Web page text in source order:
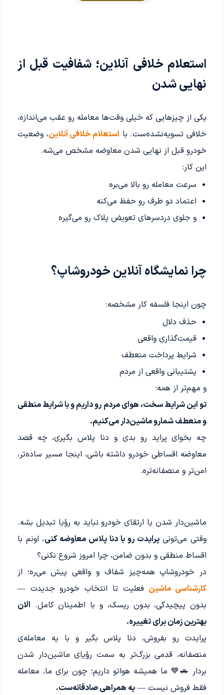
استعلام خلافی آنلاین؛ شفافیت قبل از
نهایی شدن
یکی از چیزهایی که خیلی وقت‌ها معامله رو عقب می‌اندازه،
خلافی تسویه‌نشده‌ست. با استعلام خلافی آنلاین، وضعیت
خودرو قبل از نهایی شدن معاوضه مشخص می‌شه.
این کار:
سرعت معامله رو بالا می‌بره
اعتماد دو طرف رو حفظ می‌کنه
و جلوی دردسرهای تعویض پلاک رو می‌گیره
چرا نمایشگاه آنلاین خودروشاپ؟
چون اینجا فلسفه کار مشخصه:
حذف دلال
قیمت‌گذاری واقعی
شرایط پرداخت منعطف
پشتیبانی واقعی از مردم
و مهم‌تر از همه:
تو این شرایط سخت، هوای مردم رو داریم و با شرایط منطقی
و منعطف شمارو ماشین‌دار می‌کنیم.
چه بخوای پراید رو بدی و دنا پلاس بگیری، چه قصد
معاوضه اقساطی خودرو داشته باشی، اینجا مسیر ساده‌تر،
امن‌تر و منصفانه‌تره.
ماشین‌دار شدن یا ارتقای خودرو نباید به رؤیا تبدیل بشه.
وقتی می‌تونیپرایدت رو با دنا پلاس معاوضه کنی، اونم با
اقساط منطقی و بدون ضامن، چرا امروز شروع نکنی؟
در خودروشاپ همه‌چیز شفاف و واقعی پیش می‌ره؛ از
کارشناسی ماشین فعلیت تا انتخاب خودرو جدیدت —
بدون پیچیدگی، بدون ریسک، و با اطمینان کامل. الان
بهترین زمان برای تغییره.
پرایدت رو بفروش، دنا پلاس بگیر و با یه معامله‌ی
منصفانه، قدمی بزرگ‌تر به سمت رؤیای ماشین‌دار شدن
بردار 🚗💙 ما همیشه هواتو داریم؛ چون برای ما، معامله
فقط فروش نیست — یه همراهی صادقانه‌ست.